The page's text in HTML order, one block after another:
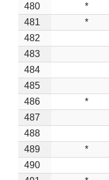
480
*
481
*
482
483
484
485
486
*
487
488
489
*
490